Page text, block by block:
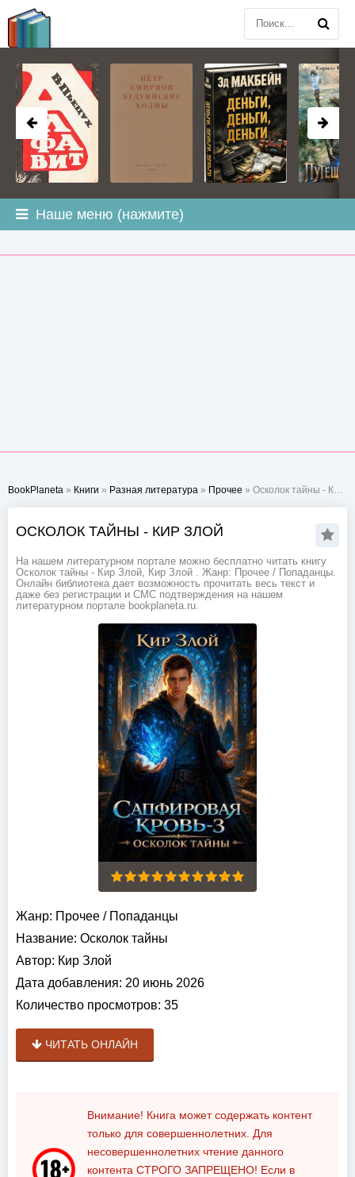
Наше меню (нажмите)
BookPlaneta » Книги » Разная литература » Прочее » Осколок тайны - Кир Злой
ОСКОЛОК ТАЙНЫ - КИР ЗЛОЙ
На нашем литературном портале можно бесплатно читать книгу
Осколок тайны - Кир Злой, Кир Злой . Жанр: Прочее / Попаданцы.
Онлайн библиотека дает возможность прочитать весь текст и
даже без регистрации и СМС подтверждения на нашем
литературном портале bookplaneta.ru.
Жанр: Прочее / Попаданцы
Название: Осколок тайны
Автор: Кир Злой
Дата добавления: 20 июнь 2026
Количество просмотров: 35
ЧИТАТЬ ОНЛАЙН
Внимание! Книга может содержать контент
только для совершеннолетних. Для
несовершеннолетних чтение данного
контента СТРОГО ЗАПРЕЩЕНО! Если в
BOOKPLANETA.COM